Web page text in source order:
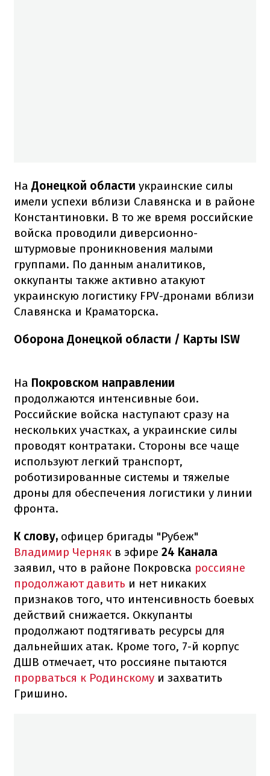
На Донецкой области украинские силы
имели успехи вблизи Славянска и в районе
Константиновки. В то же время российские
войска проводили диверсионно-
штурмовые проникновения малыми
группами. По данным аналитиков,
оккупанты также активно атакуют
украинскую логистику FPV-дронами вблизи
Славянска и Краматорска.
Оборона Донецкой области / Карты ISW
На Покровском направлении
продолжаются интенсивные бои.
Российские войска наступают сразу на
нескольких участках, а украинские силы
проводят контратаки. Стороны все чаще
используют легкий транспорт,
роботизированные системы и тяжелые
дроны для обеспечения логистики у линии
фронта.
К слову, офицер бригады "Рубеж"
Владимир Черняк в эфире 24 Канала
заявил, что в районе Покровска россияне
продолжают давить и нет никаких
признаков того, что интенсивность боевых
действий снижается. Оккупанты
продолжают подтягивать ресурсы для
дальнейших атак. Кроме того, 7-й корпус
ДШВ отмечает, что россияне пытаются
прорваться к Родинскому и захватить
Гришино.